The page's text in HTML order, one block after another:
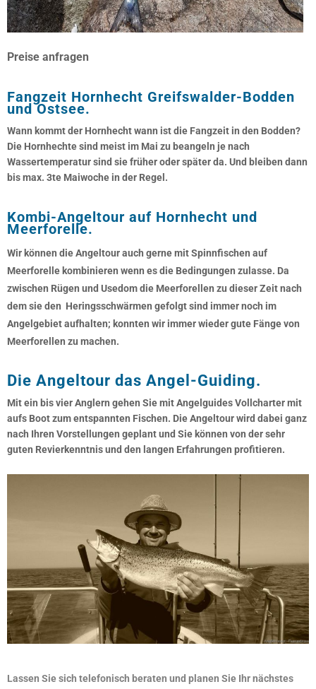
Preise anfragen
Fangzeit Hornhecht Greifswalder-Bodden
und Ostsee.
Wann kommt der Hornhecht wann ist die Fangzeit in den Bodden?
Die Hornhechte sind meist im Mai zu beangeln je nach
Wassertemperatur sind sie früher oder später da. Und bleiben dann
bis max. 3te Maiwoche in der Regel.
Kombi-Angeltour auf Hornhecht und
Meerforelle.
Wir können die Angeltour auch gerne mit Spinnfischen auf
Meerforelle kombinieren wenn es die Bedingungen zulasse. Da
zwischen Rügen und Usedom die Meerforellen zu dieser Zeit nach
dem sie den Heringsschwärmen gefolgt sind immer noch im
Angelgebiet aufhalten; konnten wir immer wieder gute Fänge von
Meerforellen zu machen.
Die Angeltour das Angel-Guiding.
Mit ein bis vier Anglern gehen Sie mit Angelguides Vollcharter mit
aufs Boot zum entspannten Fischen. Die Angeltour wird dabei ganz
nach Ihren Vorstellungen geplant und Sie können von der sehr
guten Revierkenntnis und den langen Erfahrungen profitieren.
Lassen Sie sich telefonisch beraten und planen Sie Ihr nächstes